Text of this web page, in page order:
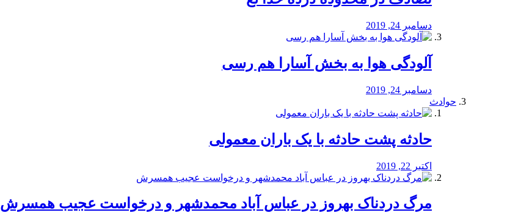
دسامبر 24, 2019
آلودگی هوا به بخش آسارا هم رسی
دسامبر 24, 2019
حوادث
️حادثه پشت حادثه با یک باران معمولی
اکتبر 22, 2019
مرگ دردناک بهروز در عباس آباد محمدشهر و درخواست عجیب همسرش